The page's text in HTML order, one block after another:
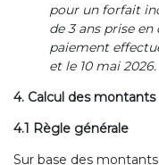
pour un forfait
de 3 ans prise
paiement
et le 10 mai 2026.
4. Calcul des montants
4.1 Règle générale
Sur base des